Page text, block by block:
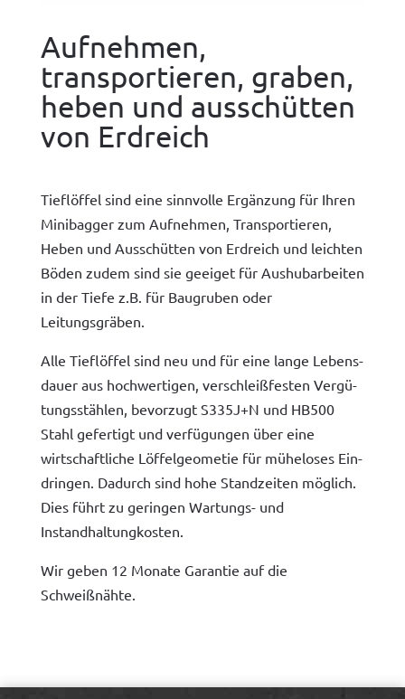
Aufnehmen,
transportieren, graben,
heben und ausschütten
von Erdreich
Tieflöf­fel sind eine sin­nvolle Ergänzung für Ihren
Mini­bag­ger zum Aufnehmen, Trans­portieren,
Heben und Auss­chüt­ten von Erdre­ich und leicht­en
Böden zudem sind sie geeiget für Aushubar­beit­en
in der Tiefe z.B. für Bau­gruben oder
Leitungsgräben.
Alle Tieflöf­fel sind neu und für eine lange Lebens­
dauer aus hochw­er­ti­gen, ver­schleißfesten Vergü­
tungsstählen, bevorzugt S335J+N und HB500
Stahl gefer­tigt und ver­fü­gun­gen über eine
wirtschaftliche Löf­fel­ge­ometie für müh­elos­es Ein­
drin­gen. Dadurch sind hohe Standzeit­en möglich.
Dies führt zu gerin­gen Wartungs- und
Instandhaltungkosten.
Wir geben 12 Monate Garantie auf die
Schweißnähte.